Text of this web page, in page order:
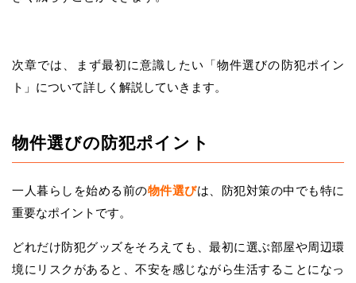
次章では、まず最初に意識したい「物件選びの防犯ポイン
ト」について詳しく解説していきます。
物件選びの防犯ポイント
一人暮らしを始める前の物件選びは、防犯対策の中でも特に
重要なポイントです。
どれだけ防犯グッズをそろえても、最初に選ぶ部屋や周辺環
境にリスクがあると、不安を感じながら生活することになっ